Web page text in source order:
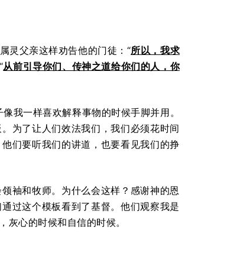
灵父亲这样劝告他的门徒：“所以，我求
从前引导你们、传神之道给你们的人，你
我一样喜欢解释事物的时候手脚并用。
为了让人们效法我们，我们必须花时间
们要听我们的讲道，也要看见我们的挣
袖和牧师。为什么会这样？感谢神的恩
过这个模板看到了基督。他们观察我是
心的时候和自信的时候。